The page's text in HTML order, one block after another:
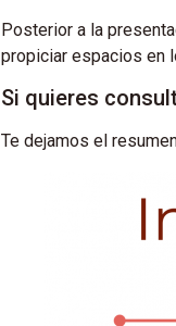
Posterior a la
propiciar espacios en
Si quieres
Te dejamos el